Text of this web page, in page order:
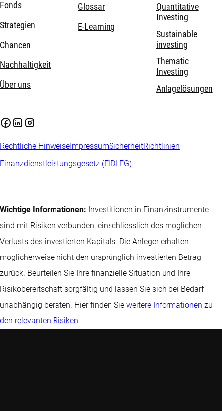
Fonds
Strategien
Chancen
Nachhaltigkeit
Über uns
Glossar
E-Learning
Quantitative
Investing
Sustainable
investing
Thematic
Investing
Anlagelösungen
Rechtliche HinweiseImpressumSicherheitRichtlinien
Finanzdienstleistungsgesetz (FIDLEG)
Wichtige Informationen: Investitionen in Finanzinstrumente
sind mit Risiken verbunden, einschliesslich des möglichen
Verlusts des investierten Kapitals. Die Anleger erhalten
möglicherweise nicht den ursprünglich investierten Betrag
zurück. Beurteilen Sie Ihre finanzielle Situation und Ihre
Risikobereitschaft sorgfältig und lassen Sie sich bei Bedarf
unabhängig beraten. Hier finden Sie weitere Informationen zu
den relevanten Risiken.